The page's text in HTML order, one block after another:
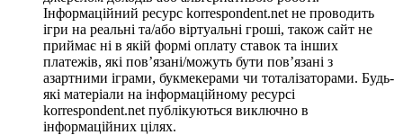
Інформаційний ресурс korrespondent.net не проводить
ігри на реальні та/або віртуальні гроші, також сайт не
приймає ні в якій формі оплату ставок та інших
платежів, які пов’язані/можуть бути пов’язані з
азартними іграми, букмекерами чи тоталізаторами. Будь-
які матеріали на інформаційному ресурсі
korrespondent.net публікуються виключно в
інформаційних цілях.